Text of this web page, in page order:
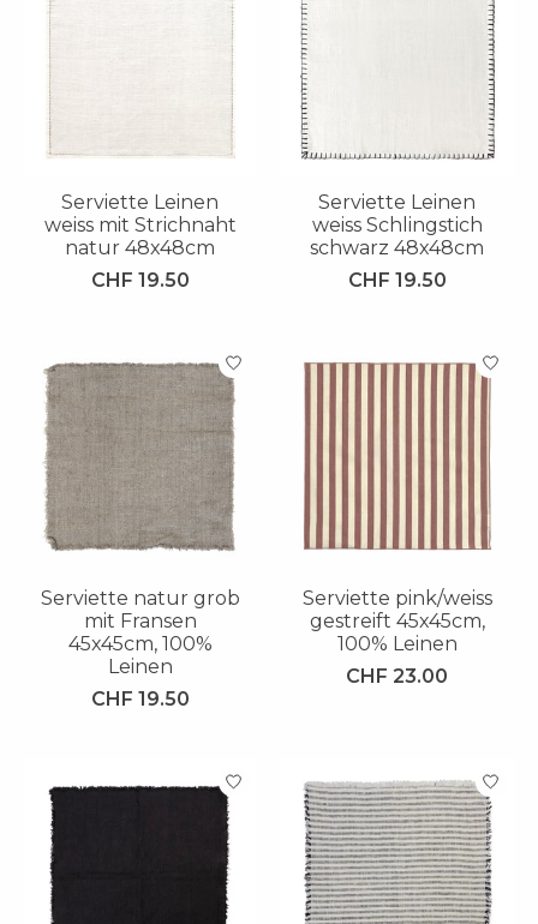
Serviette Leinen
weiss mit Strichnaht
natur 48x48cm
CHF 19.50
Serviette Leinen
weiss Schlingstich
schwarz 48x48cm
CHF 19.50
Serviette natur grob
mit Fransen
45x45cm, 100%
Leinen
CHF 19.50
Serviette pink/weiss
gestreift 45x45cm,
100% Leinen
CHF 23.00